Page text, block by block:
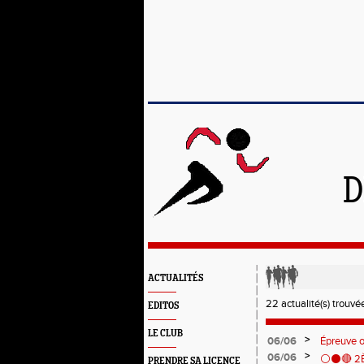
ACTUALITÉS
EDITOS
LE CLUB
PRENDRE SA LICENCE
22 actualité(s)
06/06 >
Épreuve
06/06
>
⚪️⚫️🔴